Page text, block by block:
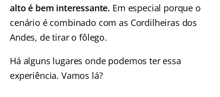
alto é bem interessante. Em especial porque o
cenário é combinado com as Cordilheiras dos
Andes, de tirar o fôlego.
Há alguns lugares onde podemos ter essa
experiência. Vamos lá?